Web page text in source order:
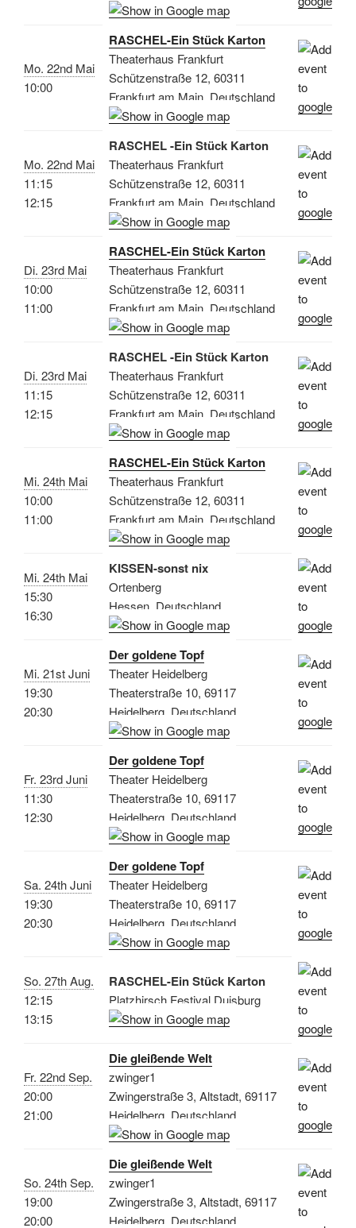
Mo. 22nd Mai
10:00
RASCHEL-Ein Stück Karton
Theaterhaus Frankfurt
Schützenstraße 12, 60311
Frankfurt am Main, Deutschland
Mo. 22nd Mai
11:15
12:15
RASCHEL -Ein Stück Karton
Theaterhaus Frankfurt
Schützenstraße 12, 60311
Frankfurt am Main, Deutschland
Di. 23rd Mai
10:00
11:00
RASCHEL-Ein Stück Karton
Theaterhaus Frankfurt
Schützenstraße 12, 60311
Frankfurt am Main, Deutschland
Di. 23rd Mai
11:15
12:15
RASCHEL -Ein Stück Karton
Theaterhaus Frankfurt
Schützenstraße 12, 60311
Frankfurt am Main, Deutschland
Mi. 24th Mai
10:00
11:00
RASCHEL-Ein Stück Karton
Theaterhaus Frankfurt
Schützenstraße 12, 60311
Frankfurt am Main, Deutschland
Mi. 24th Mai
15:30
16:30
KISSEN-sonst nix
Ortenberg
Hessen, Deutschland
Mi. 21st Juni
19:30
20:30
Der goldene Topf
Theater Heidelberg
Theaterstraße 10, 69117
Heidelberg, Deutschland
Fr. 23rd Juni
11:30
12:30
Der goldene Topf
Theater Heidelberg
Theaterstraße 10, 69117
Heidelberg, Deutschland
Sa. 24th Juni
19:30
20:30
Der goldene Topf
Theater Heidelberg
Theaterstraße 10, 69117
Heidelberg, Deutschland
So. 27th Aug.
12:15
13:15
RASCHEL-Ein Stück Karton
Platzhirsch Festival Duisburg
Fr. 22nd Sep.
20:00
21:00
Die gleißende Welt
zwinger1
Zwingerstraße 3, Altstadt, 69117
Heidelberg, Deutschland
So. 24th Sep.
19:00
20:00
Die gleißende Welt
zwinger1
Zwingerstraße 3, Altstadt, 69117
Heidelberg, Deutschland